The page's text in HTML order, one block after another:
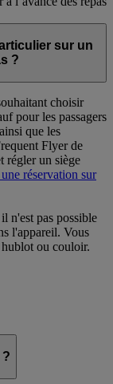
sur un
?
choisir
pour les passagers
que les
Flyer de
régler un siège
réservation sur
n'est pas possible
l'appareil. Vous
ou couloir.
?